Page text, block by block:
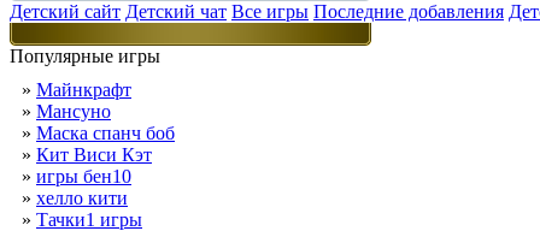
Детский сайт Детский чат Все игры Последние добавления
Популярные игры
» Майнкрафт
» Мансуно
» Маска спанч боб
» Кит Виси Кэт
» игры бен10
» хелло кити
» Тачки1 игры